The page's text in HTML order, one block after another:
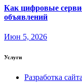
Как цифровые
объявлений
Июн 5, 2026
Услуги
Разработка сайта